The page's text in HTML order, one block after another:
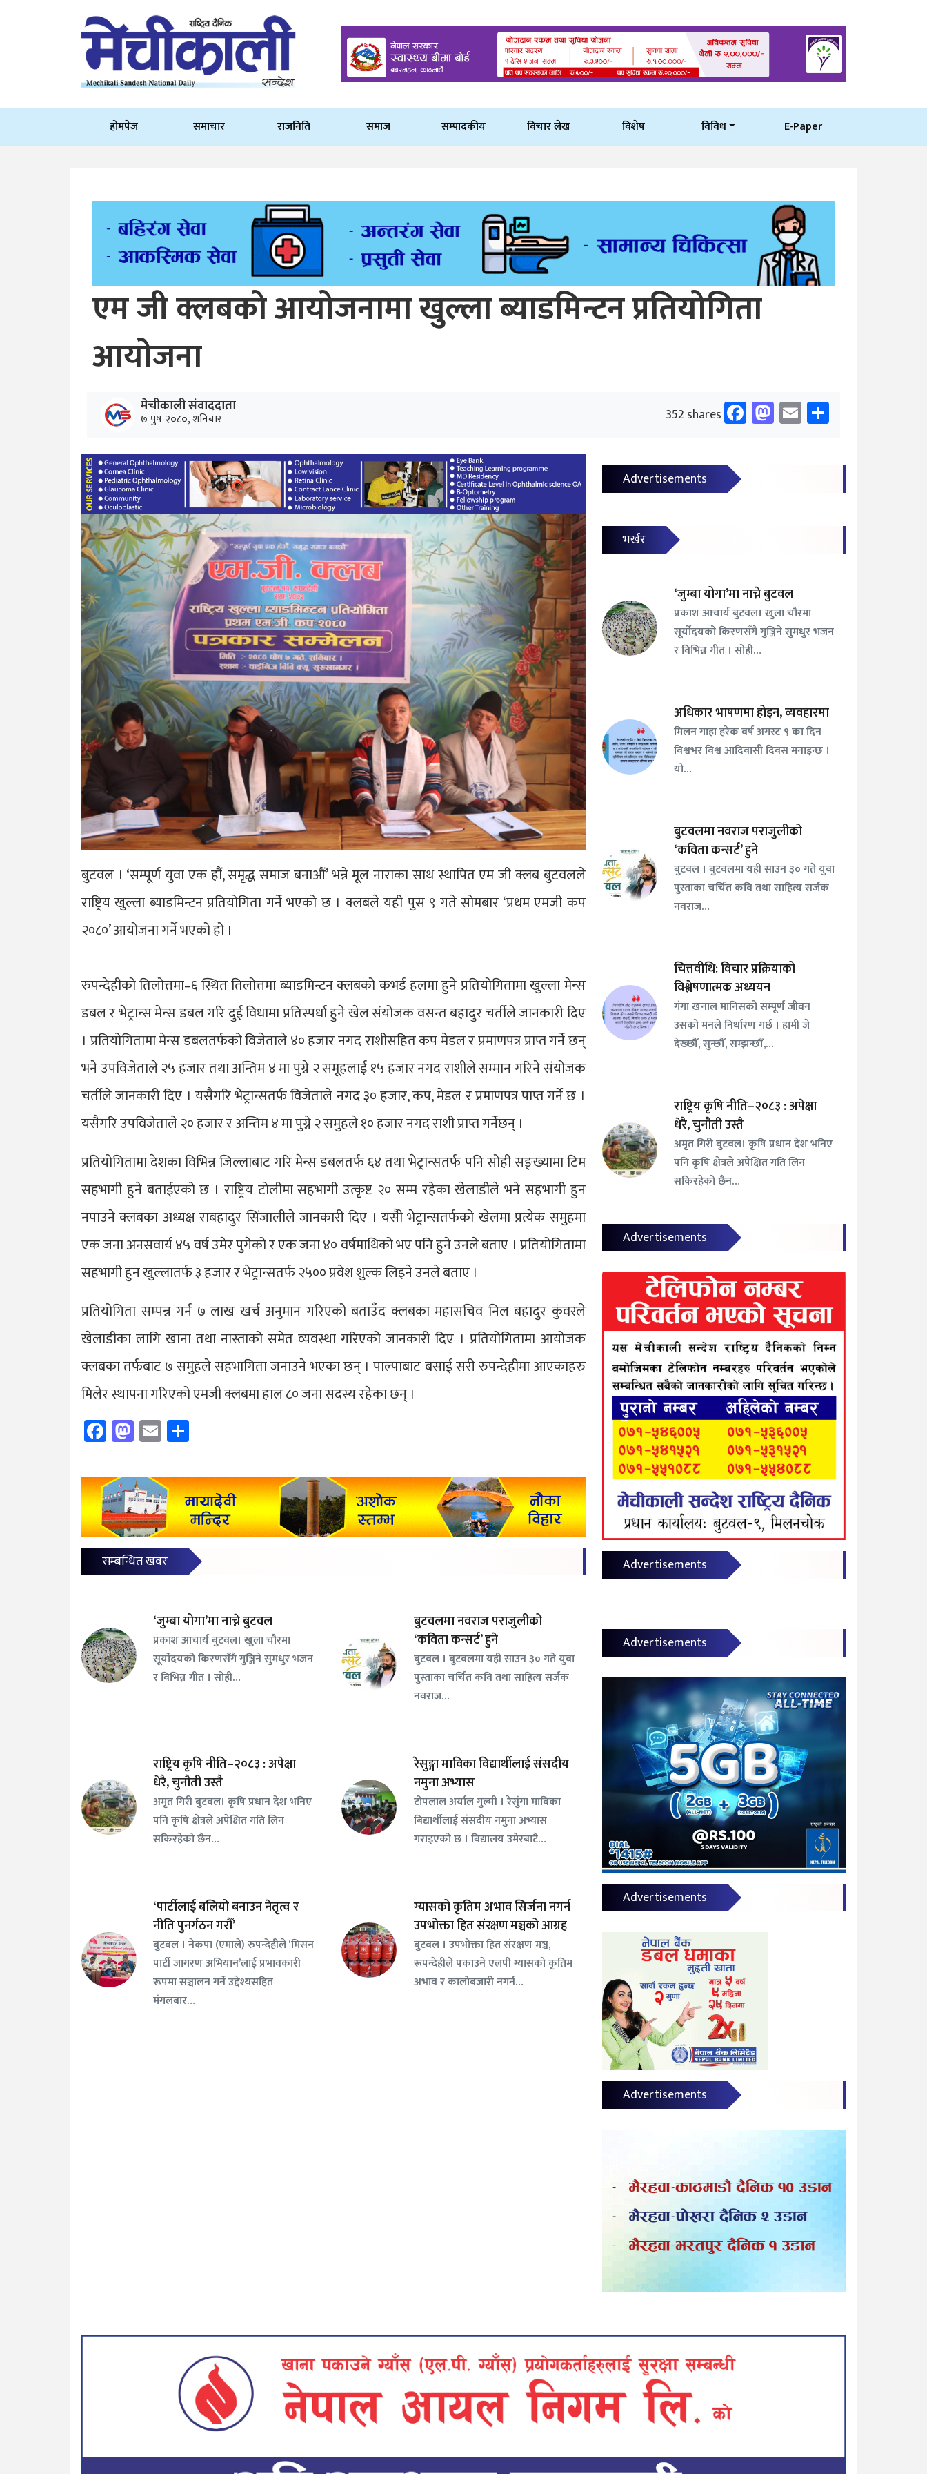
होमपेज समाचार राजनिति समाज सम्पादकीय विचार लेख विशेष विविध E-Paper
एम जी क्लबको आयोजनामा खुल्ला ब्याडमिन्टन प्रतियोगिता
आयोजना
मेचीकाली संवाददाता
७ पुष २०८०, शनिबार 352 shares Facebook
Mastodon
Email
बुटवल । ‘सम्पूर्ण युवा एक हौं, समृद्ध समाज बनाऔं’ भन्ने मूल नाराका साथ स्थापित एम जी क्लब बुटवलले
राष्ट्रिय खुल्ला ब्याडमिन्टन प्रतियोगिता गर्ने भएको छ । क्लबले यही पुस ९ गते सोमबार ‘प्रथम एमजी कप
२०८०’ आयोजना गर्ने भएको हो ।
रुपन्देहीको तिलोत्तमा–६ स्थित तिलोत्तमा ब्याडमिन्टन क्लबको कभर्ड हलमा हुने प्रतियोगितामा खुल्ला मेन्स
डबल र भेट्रान्स मेन्स डबल गरि दुई विधामा प्रतिस्पर्धा हुने खेल संयोजक वसन्त बहादुर चर्तीले जानकारी दिए
। प्रतियोगितामा मेन्स डबलतर्फको विजेताले ४० हजार नगद राशीसहित कप मेडल र प्रमाणपत्र प्राप्त गर्ने छन्
भने उपविजेताले २५ हजार तथा अन्तिम ४ मा पुग्ने २ समूहलाई १५ हजार नगद राशीले सम्मान गरिने संयोजक
चर्तीले जानकारी दिए । यसैगरि भेट्रान्सतर्फ विजेताले नगद ३० हजार, कप, मेडल र प्रमाणपत्र पाप्त गर्ने छ ।
यसैगरि उपविजेताले २० हजार र अन्तिम ४ मा पुग्ने २ समुहले १० हजार नगद राशी प्राप्त गर्नेछन् ।
प्रतियोगितामा देशका विभिन्न जिल्लाबाट गरि मेन्स डबलतर्फ ६४ तथा भेट्रान्सतर्फ पनि सोही सङ्ख्यामा टिम
सहभागी हुने बताईएको छ । राष्ट्रिय टोलीमा सहभागी उत्कृष्ट २० सम्म रहेका खेलाडीले भने सहभागी हुन
नपाउने क्लबका अध्यक्ष राबहादुर सिंजालीले जानकारी दिए । यसैी भेट्रान्सतर्फको खेलमा प्रत्येक समुहमा
एक जना अनसवार्य ४५ वर्ष उमेर पुगेको र एक जना ४० वर्षमाथिको भए पनि हुने उनले बताए । प्रतियोगितामा
सहभागी हुन खुल्लातर्फ ३ हजार र भेट्रान्सतर्फ २५०० प्रवेश शुल्क लिइने उनले बताए ।
प्रतियोगिता सम्पन्न गर्न ७ लाख खर्च अनुमान गरिएको बताउँद क्लबका महासचिव निल बहादुर कुंवरले
खेलाडीका लागि खाना तथा नास्ताको समेत व्यवस्था गरिएको जानकारी दिए । प्रतियोगितामा आयोजक
क्लबका तर्फबाट ७ समुहले सहभागिता जनाउने भएका छन् । पाल्पाबाट बसाई सरी रुपन्देहीमा आएकाहरु
मिलेर स्थापना गरिएको एमजी क्लबमा हाल ८० जना सदस्य रहेका छन् ।
Facebook
Mastodon
Email
सम्बन्धित खवर
‘जुम्बा योगा’मा नाच्ने बुटवल
प्रकाश आचार्य बुटवल। खुला चौरमा
सूर्योदयको किरणसँगै गुञ्जिने सुमधुर भजन
र विभिन्न गीत । सोही…
बुटवलमा नवराज पराजुलीको
‘कविता कन्सर्ट’ हुने
बुटवल । बुटवलमा यही साउन ३० गते युवा
पुस्ताका चर्चित कवि तथा साहित्य सर्जक
नवराज…
राष्ट्रिय कृषि नीति–२०८३ : अपेक्षा
धेरै, चुनौती उस्तै
अमृत गिरी बुटवल। कृषि प्रधान देश भनिए
पनि कृषि क्षेत्रले अपेक्षित गति लिन
सकिरहेको छैन…
रेसुङ्गा माविका विद्यार्थीलाई संसदीय
नमुना अभ्यास
टोपलाल अर्याल गुल्मी । रेसुंगा माविका
बिद्यार्थीलाई संसदीय नमुना अभ्यास
गराइएको छ । बिद्यालय उमेरबाटै…
‘पार्टीलाई बलियो बनाउन नेतृत्व र
नीति पुनर्गठन गरौँ’
बुटवल । नेकपा (एमाले) रुपन्देहीले ‘मिसन
पार्टी जागरण अभियान’लाई प्रभावकारी
रूपमा सञ्चालन गर्ने उद्देश्यसहित
मंगलबार…
ग्यासको कृतिम अभाव सिर्जना नगर्न
उपभोक्ता हित संरक्षण मञ्चको आग्रह
बुटवल । उपभोक्ता हित संरक्षण मञ्च,
रूपन्देहीले पकाउने एलपी ग्यासको कृतिम
अभाव र कालोबजारी नगर्न…
Advertisements
भर्खर
‘जुम्बा योगा’मा नाच्ने बुटवल
प्रकाश आचार्य बुटवल। खुला चौरमा
सूर्योदयको किरणसँगै गुञ्जिने सुमधुर भजन
र विभिन्न गीत । सोही…
अधिकार भाषणमा होइन, व्यवहारमा
मिलन गाहा हरेक वर्ष अगस्ट ९ का दिन
विश्वभर विश्व आदिवासी दिवस मनाइन्छ ।
यो…
बुटवलमा नवराज पराजुलीको
‘कविता कन्सर्ट’ हुने
बुटवल । बुटवलमा यही साउन ३० गते युवा
पुस्ताका चर्चित कवि तथा साहित्य सर्जक
नवराज…
चित्तवीथि: विचार प्रक्रियाको
विश्लेषणात्मक अध्ययन
गंगा खनाल मानिसको सम्पूर्ण जीवन
उसको मनले निर्धारण गर्छ । हामी जे
देख्छौँ, सुन्छौँ, सम्झन्छौँ,…
राष्ट्रिय कृषि नीति–२०८३ : अपेक्षा
धेरै, चुनौती उस्तै
अमृत गिरी बुटवल। कृषि प्रधान देश भनिए
पनि कृषि क्षेत्रले अपेक्षित गति लिन
सकिरहेको छैन…
Advertisements
Advertisements
Advertisements
Advertisements
Advertisements